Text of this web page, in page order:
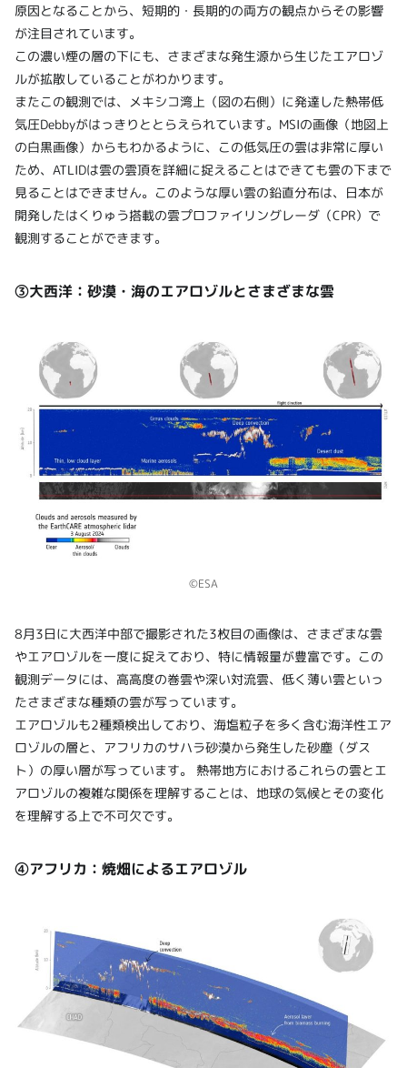
原因となることから、短期的・長期的の両方の観点からその影響
が注目されています。
この濃い煙の層の下にも、さまざまな発生源から生じたエアロゾ
ルが拡散していることがわかります。
またこの観測では、メキシコ湾上（図の右側）に発達した熱帯低
気圧Debbyがはっきりととらえられています。MSIの画像（地図上
の白黒画像）からもわかるように、この低気圧の雲は非常に厚い
ため、ATLIDは雲の雲頂を詳細に捉えることはできても雲の下まで
見ることはできません。このような厚い雲の鉛直分布は、日本が
開発したはくりゅう搭載の雲プロファイリングレーダ（CPR）で
観測することができます。
③大西洋：砂漠・海のエアロゾルとさまざまな雲
©ESA
8月3日に大西洋中部で撮影された3枚目の画像は、さまざまな雲
やエアロゾルを一度に捉えており、特に情報量が豊富です。この
観測データには、高高度の巻雲や深い対流雲、低く薄い雲といっ
たさまざまな種類の雲が写っています。
エアロゾルも2種類検出しており、海塩粒子を多く含む海洋性エア
ロゾルの層と、アフリカのサハラ砂漠から発生した砂塵（ダス
ト）の厚い層が写っています。 熱帯地方におけるこれらの雲とエ
アロゾルの複雑な関係を理解することは、地球の気候とその変化
を理解する上で不可欠です。
④アフリカ：焼畑によるエアロゾル